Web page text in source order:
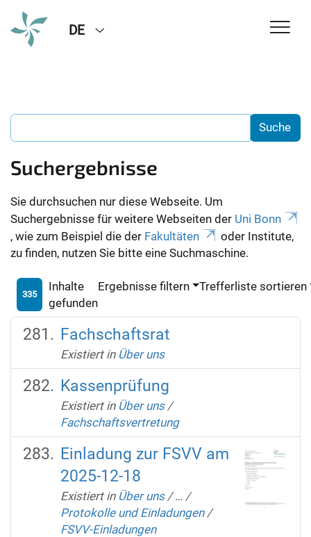
DE
Suchergebnisse
Sie durchsuchen nur diese Webseite. Um
Suchergebnisse für weitere Webseiten der Uni Bonn
, wie zum Beispiel die der Fakultäten
oder Institute,
zu finden, nutzen Sie bitte eine Suchmaschine.
335
Inhalte
gefunden
Ergebnisse filtern Trefferliste sortieren
Fachschaftsrat
Existiert in Über uns
Kassenprüfung
Existiert in Über uns /
Fachschaftsvertretung
Einladung zur FSVV am
2025-12-18
Existiert in Über uns /… /
Protokolle und Einladungen /
FSVV-Einladungen